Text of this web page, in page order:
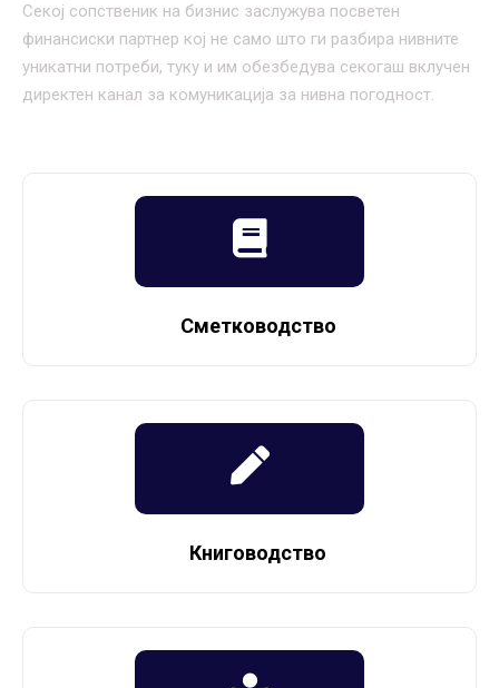
Секој сопственик на бизнис заслужува посветен
финансиски партнер кој не само што ги разбира нивните
уникатни потреби, туку и им обезбедува секогаш вклучен
директен канал за комуникација за нивна погодност.
Сметководство
Книговодство